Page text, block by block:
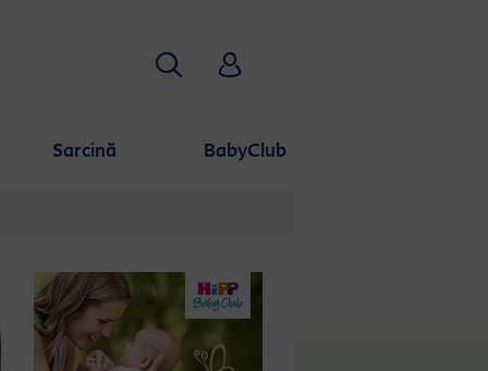
Sarcină BabyClub
CăutareHiPP Babyclub